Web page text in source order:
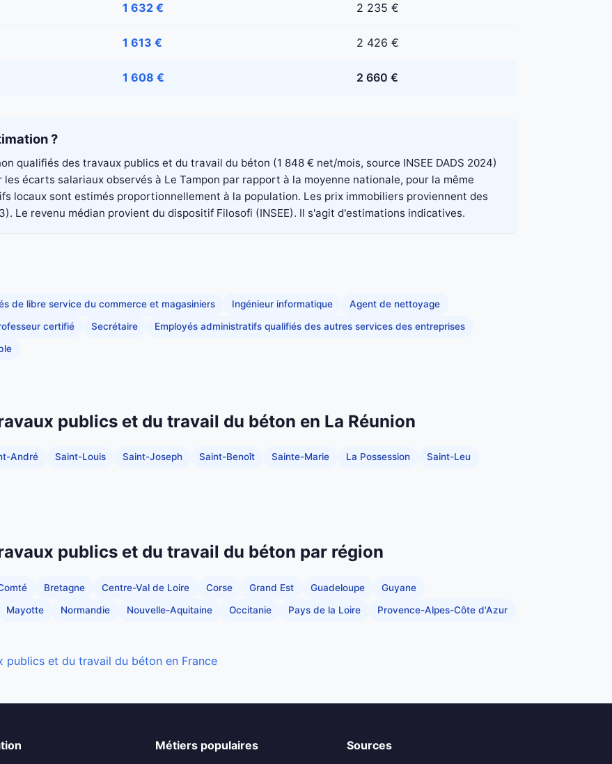
1 632 € 2 235 €
1 613 € 2 426 €
1 608 € 2 660 €
?
qualifiés des travaux publics et du travail du béton (1 848 € net/mois, source INSEE DADS 2024)
écarts salariaux observés à Le Tampon par rapport à la moyenne nationale, pour la même
locaux sont estimés proportionnellement à la population. Les prix immobiliers proviennent des
Le revenu médian provient du dispositif Filosofi (INSEE). Il s'agit d'estimations indicatives.
de libre service du commerce et magasiniers Ingénieur informatique Agent de nettoyage
certifié Secrétaire Employés administratifs qualifiés des autres services des entreprises
publics et du travail du béton en La Réunion
André Saint-Louis Saint-Joseph Saint-Benoît Sainte-Marie La Possession Saint-Leu
publics et du travail du béton par région
Bretagne Centre-Val de Loire Corse Grand Est Guadeloupe Guyane
Mayotte Normandie Nouvelle-Aquitaine Occitanie Pays de la Loire Provence-Alpes-Côte d'Azur
et du travail du béton en France
Métiers populaires
Sources